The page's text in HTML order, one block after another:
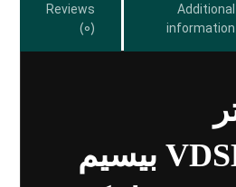
Additional
information
Reviews
(0)
VDSL/ADSL بیسیم